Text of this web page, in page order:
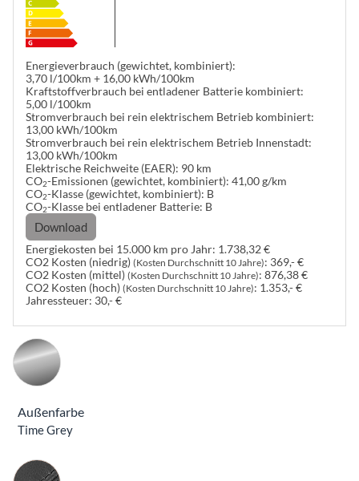
Energieverbrauch (gewichtet, kombiniert):
3,70 l/100km + 16,00 kWh/100km
Kraftstoffverbrauch bei entladener Batterie kombiniert:
5,00 l/100km
Stromverbrauch bei rein elektrischem Betrieb kombiniert:
13,00 kWh/100km
Stromverbrauch bei rein elektrischem Betrieb Innenstadt:
13,00 kWh/100km
Elektrische Reichweite (EAER): 90 km
CO2-Emissionen (gewichtet, kombiniert): 41,00 g/km
CO2-Klasse (gewichtet, kombiniert): B
CO2-Klasse bei entladener Batterie: B
Download
Energiekosten bei 15.000 km pro Jahr: 1.738,32 €
CO2 Kosten (niedrig) (Kosten Durchschnitt 10 Jahre): 369,- €
CO2 Kosten (mittel) (Kosten Durchschnitt 10 Jahre): 876,38 €
CO2 Kosten (hoch) (Kosten Durchschnitt 10 Jahre): 1.353,- €
Jahressteuer: 30,- €
Außenfarbe
Time Grey
Innenausstattung